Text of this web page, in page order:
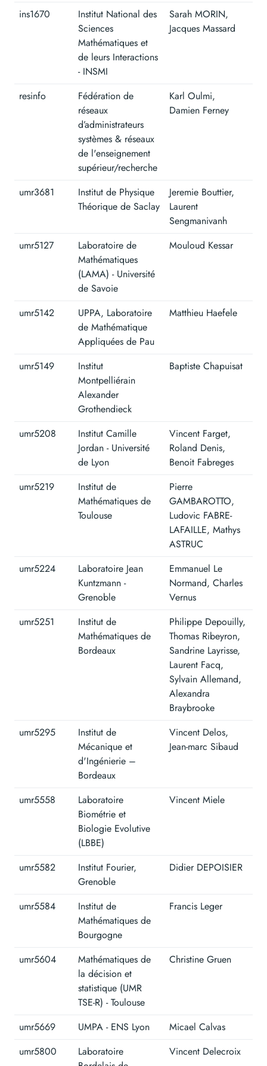
ins1670
Institut National des
Sciences
Mathématiques et
de leurs Interactions
- INSMI
Sarah MORIN,
Jacques Massard
resinfo
Fédération de
réseaux
d’administrateurs
systèmes & réseaux
de l'enseignement
supérieur/recherche
Karl Oulmi,
Damien Ferney
umr3681
Institut de Physique
Théorique de Saclay
Jeremie Bouttier,
Laurent
Sengmanivanh
umr5127
Laboratoire de
Mathématiques
(LAMA) - Université
de Savoie
Mouloud Kessar
umr5142
UPPA, Laboratoire
de Mathématique
Appliquées de Pau
Matthieu Haefele
umr5149
Institut
Montpelliérain
Alexander
Grothendieck
Baptiste Chapuisat
umr5208
Institut Camille
Jordan - Université
de Lyon
Vincent Farget,
Roland Denis,
Benoit Fabreges
umr5219
Institut de
Mathématiques de
Toulouse
Pierre
GAMBAROTTO,
Ludovic FABRE-
LAFAILLE, Mathys
ASTRUC
umr5224
Laboratoire Jean
Kuntzmann -
Grenoble
Emmanuel Le
Normand, Charles
Vernus
umr5251
Institut de
Mathématiques de
Bordeaux
Philippe Depouilly,
Thomas Ribeyron,
Sandrine Layrisse,
Laurent Facq,
Sylvain Allemand,
Alexandra
Braybrooke
umr5295
Institut de
Mécanique et
d'Ingénierie –
Bordeaux
Vincent Delos,
Jean-marc Sibaud
umr5558
Laboratoire
Biométrie et
Biologie Evolutive
(LBBE)
Vincent Miele
umr5582
Institut Fourier,
Grenoble
Didier DEPOISIER
umr5584
Institut de
Mathématiques de
Bourgogne
Francis Leger
umr5604
Mathématiques de
la décision et
statistique (UMR
TSE-R) - Toulouse
Christine Gruen
umr5669 UMPA - ENS Lyon
Micael Calvas
umr5800
Laboratoire
Vincent Delecroix